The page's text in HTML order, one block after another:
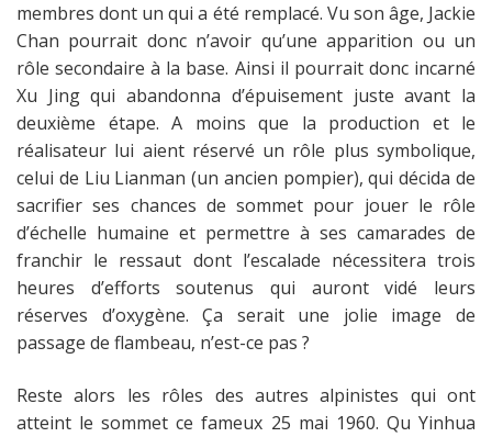
membres dont un qui a été remplacé. Vu son âge, Jackie
Chan pourrait donc n’avoir qu’une apparition ou un
rôle secondaire à la base. Ainsi il pourrait donc incarné
Xu Jingqui abandonna d’épuisement juste avant la
deuxième étape. A moins que la production et le
réalisateur lui aient réservé un rôle plus symbolique,
celui de Liu Lianman (un ancien pompier), qui décida de
sacrifier ses chances de sommet pour jouer le rôle
d’échelle humaine et permettre à ses camarades de
franchir le ressaut dont l’escalade nécessitera trois
heures d’efforts soutenus qui auront vidé leurs
réserves d’oxygène. Ça serait une jolie image de
passage de flambeau, n’est-ce pas ?
Reste alors les rôles des autres alpinistes qui ont
atteint le sommet ce fameux 25 mai 1960. Qu Yinhua